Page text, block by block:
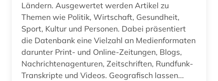
elektronisches buch (54)
elektronisches publizieren (1)
elektronisches system (1)
elektronsiches buch (1)
Ländern. Ausgewertet werden Artikel zu
Themen wie Politik, Wirtschaft, Gesundheit,
Sport, Kultur und Personen. Dabei präsentiert
die Datenbank eine Vielzahl an Medienformaten
darunter Print- und Online-Zeitungen, Blogs,
Nachrichtenagenturen, Zeitschriften, Rundfunk-
Transkripte und Videos. Geografisch lassen...